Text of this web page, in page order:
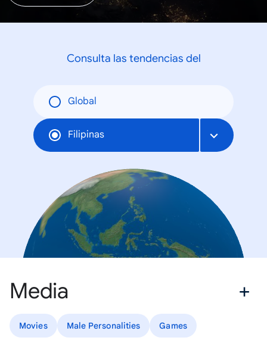
Consulta las tendencias del
Global
Filipinas
Media
Movies Male Personalities Games